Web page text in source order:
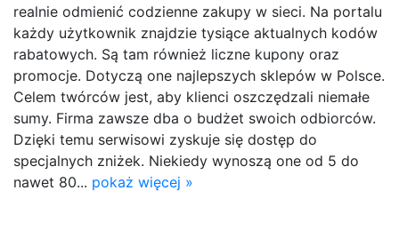
realnie odmienić codzienne zakupy w sieci. Na portalu
każdy użytkownik znajdzie tysiące aktualnych kodów
rabatowych. Są tam również liczne kupony oraz
promocje. Dotyczą one najlepszych sklepów w Polsce.
Celem twórców jest, aby klienci oszczędzali niemałe
sumy. Firma zawsze dba o budżet swoich odbiorców.
Dzięki temu serwisowi zyskuje się dostęp do
specjalnych zniżek. Niekiedy wynoszą one od 5 do
nawet 80... pokaż więcej »